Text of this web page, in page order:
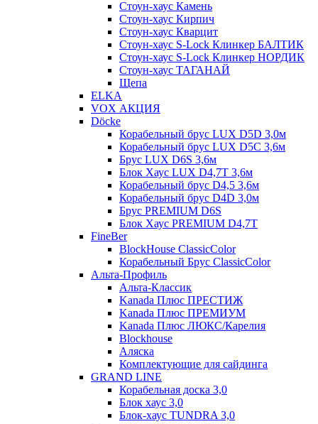
Стоун-хаус Камень
Стоун-хаус Кирпич
Стоун-хаус Кварцит
Стоун-хаус S-Lock Клинкер БАЛТИК
Стоун-хаус S-Lock Клинкер НОРДИК
Стоун-хаус ТАГАНАЙ
Щепа
ELKA
VOX АКЦИЯ
Döcke
Корабельный брус LUX D5D 3,0м
Корабельный брус LUX D5C 3,6м
Брус LUX D6S 3,6м
Блок Хаус LUX D4,7T 3,6м
Корабельный брус D4,5 3,6м
Корабельный брус D4D 3,0м
Брус PREMIUM D6S
Блок Хаус PREMIUM D4,7T
FineBer
BlockHouse ClassicColor
Корабельный Брус ClassicColor
Альта-Профиль
Альта-Классик
Kanada Плюс ПРЕСТИЖ
Kanada Плюс ПРЕМИУМ
Kanada Плюс ЛЮКС/Карелия
Blockhouse
Аляска
Комплектующие для сайдинга
GRAND LINE
Корабельная доска 3,0
Блок хаус 3,0
Блок-хаус TUNDRA 3,0